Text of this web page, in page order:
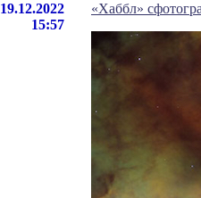
19.12.2022
15:57
«Хаббл»